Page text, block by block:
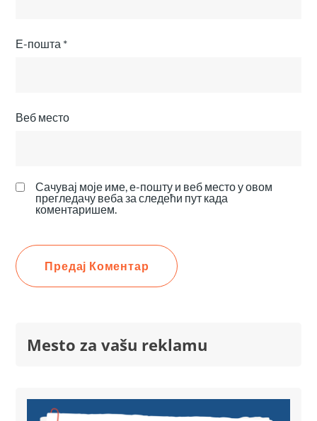
Е-пошта *
Веб место
Сачувај моје име, е-пошту и веб место у овом
прегледачу веба за следећи пут када
коментаришем.
Mesto za vašu reklamu